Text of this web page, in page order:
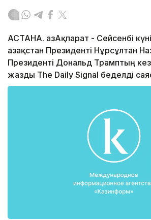
АСТАНА. ҚазАқпарат - Сейсенбі
Қазақстан Президенті Нұрсұлтан
Президенті Дональд Трамптың
жазды The Daily Signal беделді